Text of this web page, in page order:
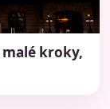
kroky,